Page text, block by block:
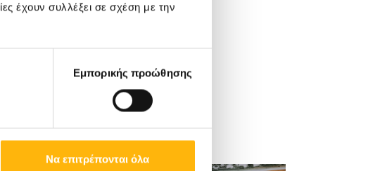
έχουν συλλέξει σε σχέση με την
Εμπορικής προώθησης
Να επιτρέπονται όλα